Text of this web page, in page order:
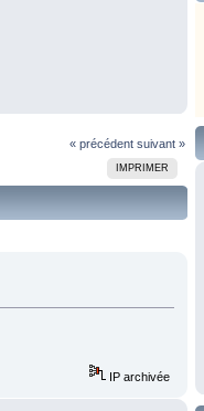
« précédent suivant »
IMPRIMER
IP archivée